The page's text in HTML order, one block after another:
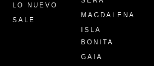
LO NUEVO
SALE
MAGDALENA
ISLA
BONITA
GAIA